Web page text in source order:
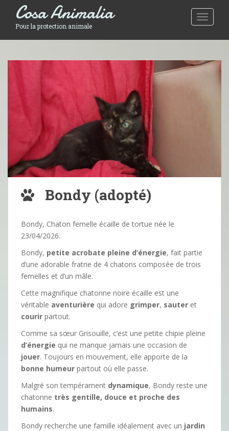
Toggle
Cosa Animalia
Pour la protection animale
Bondy (adopté)
Bondy, Chaton femelle écaille de tortue née le
23/04/2026.
Bondy, petite acrobate pleine d’énergie, fait partie
d’une adorable fratrie de 4 chatons composée de trois
femelles et d’un mâle.
Cette magnifique chatonne noire écaille est une
véritable aventurière qui adore grimper, sauter et
courir partout.
Comme sa sœur Grisouille, c’est une petite chipie pleine
d’énergie qui ne manque jamais une occasion de
jouer. Toujours en mouvement, elle apporte de la
bonne humeur partout où elle passe.
Malgré son tempérament dynamique, Bondy reste une
chatonne très gentille, douce et proche des
humains.
Bondy recherche une famille idéalement avec un jardin